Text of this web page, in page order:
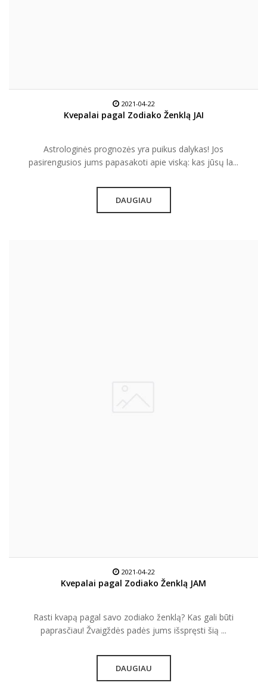
2021-04-22
Kvepalai pagal Zodiako Ženklą JAI
Astrologinės prognozės yra puikus dalykas! Jos
pasirengusios jums papasakoti apie viską: kas jūsų la...
DAUGIAU
2021-04-22
Kvepalai pagal Zodiako Ženklą JAM
Rasti kvapą pagal savo zodiako ženklą? Kas gali būti
paprasčiau! Žvaigždės padės jums išspręsti šią ...
DAUGIAU